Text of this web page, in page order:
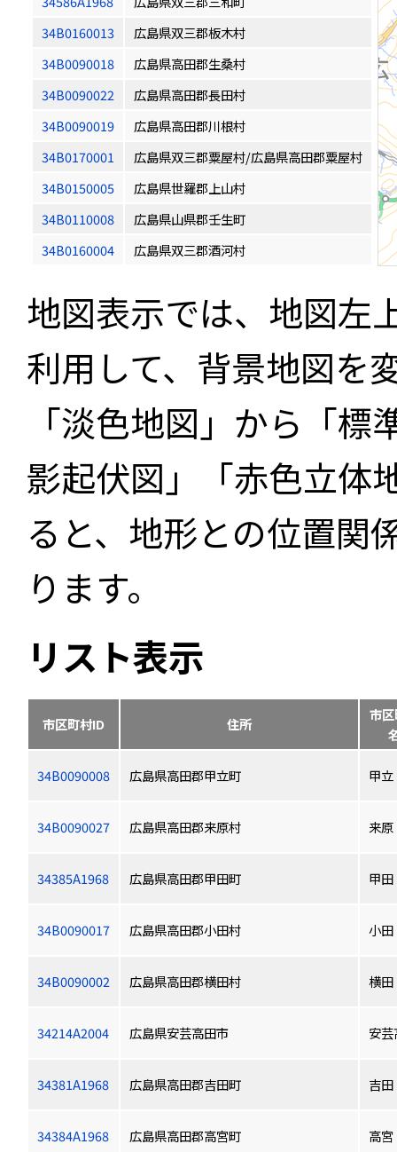
34B0160013
広島県双三郡板木村
34B0090018
広島県高田郡生桑村
34B0090022
広島県高田郡長田村
34B0090019
広島県高田郡川根村
34B0170001
広島県双三郡粟屋村/広島県高田郡粟屋村
34B0150005
広島県世羅郡上山村
34B0110008
広島県山県郡壬生町
34B0160004
広島県双三郡酒河村
地図表示では、地図左
利用して、背景地図を
「淡色地図」から「
影起伏図」「赤色立体
ると、地形との位置関
ります。
リスト表示
市区町村ID 住所
市
34B0090008 広島県高田郡甲立町 甲立
34B0090027 広島県高田郡来原村 来原
34385A1968 広島県高田郡甲田町 甲田
34B0090017 広島県高田郡小田村 小田
34B0090002 広島県高田郡横田村 横田
34214A2004 広島県安芸高田市 安
34381A1968 広島県高田郡吉田町 吉田
34384A1968 広島県高田郡高宮町 高宮